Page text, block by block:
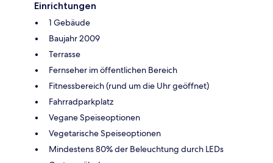
Einrichtungen
1 Gebäude
Baujahr 2009
Terrasse
Fernseher im öffentlichen Bereich
Fitnessbereich (rund um die Uhr geöffnet)
Fahrradparkplatz
Vegane Speiseoptionen
Vegetarische Speiseoptionen
Mindestens 80% der Beleuchtung durch LEDs